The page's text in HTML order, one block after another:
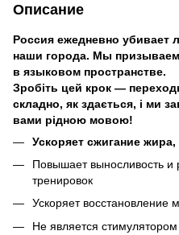
Описание
Россия ежедневно убивает
наши города. Мы
в языковом пространстве.
Зробіть цей крок —
складно, як здається, і ми
вами рідною мовою!
Ускоряет сжигание
Повышает выносливость и
тренировок
Ускоряет восстановление
Не является